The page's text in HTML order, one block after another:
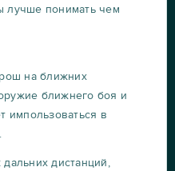
лучше понимать чем
на ближних
ближнего боя и
импользоваться в
дистанций,